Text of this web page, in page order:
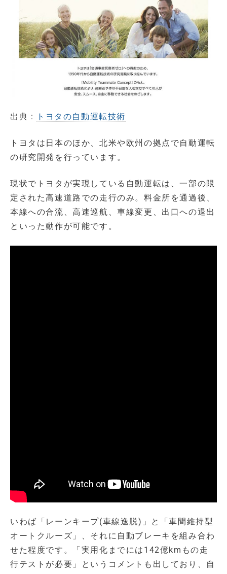
出典 : トヨタの自動運転技術
トヨタは日本のほか、北米や欧州の拠点で自動運転
の研究開発を行っています。
現状でトヨタが実現している自動運転は、一部の限
定された高速道路での走行のみ。料金所を通過後、
本線への合流、高速巡航、車線変更、出口への退出
といった動作が可能です。
いわば「レーンキープ(車線逸脱)」と「車間維持型
オートクルーズ」、それに自動ブレーキを組み合わ
せた程度です。「実用化までには142億kmもの走
行テストが必要」というコメントも出しており、自